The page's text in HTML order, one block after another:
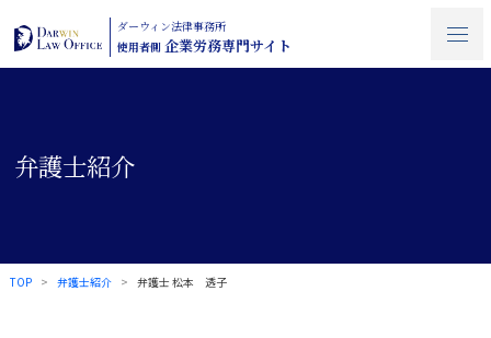
ダーウィン法律事務所
使用者側 企業労務専門サイト
弁護士紹介
TOP 弁護士紹介 弁護士 松本 透子